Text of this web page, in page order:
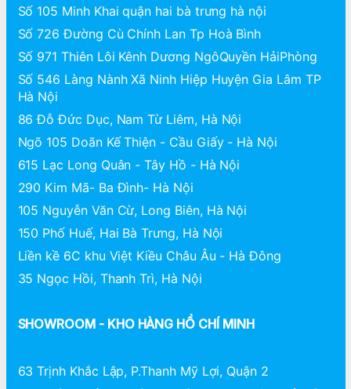
Số 105 Minh Khai quận hai bà trưng hà nội
Số 726 Đường Cù Chính Lan Tp Hoà Bình
Số 971 Thiên Lôi Kênh Dương NgôQuyền HảiPhòng
Số 546 Làng Nành Xã Ninh Hiệp Huyện Gia Lâm TP
Hà Nội
86 Đỗ Đức Dục, Nam Từ Liêm, Hà Nội
Ngõ 105 Doãn Kế Thiện - Cầu Giấy - Hà Nội
615 Lạc Long Quân - Tây Hồ - Hà Nội
290 Kim Mã- Ba Đình- Hà Nội
105 Nguyễn Văn Cừ, Long Biên, Hà Nội
150 Phố Huế, Hai Bà Trưng, Hà Nội
Liền kề 6C khu Việt Kiều Châu Âu - Hà Đông
35 Ngọc Hồi, Thanh Trì, Hà Nội
SHOWROOM - KHO HÀNG HỒ CHÍ MINH
63 Trịnh Khắc Lập, P.Thanh Mỹ Lợi, Quận 2